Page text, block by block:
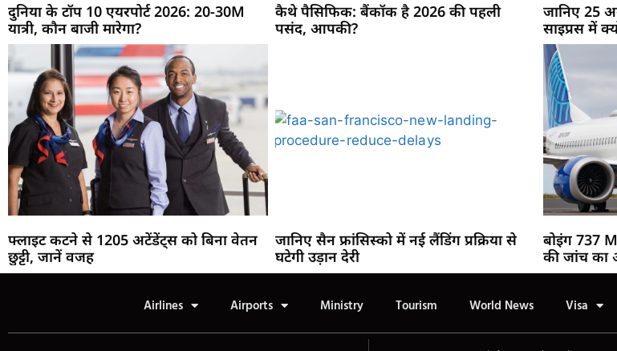
दुनिया के टॉप 10 एयरपोर्ट 2026: 20-30M
यात्री, कौन बाजी मारेगा?
कैथे पैसिफिक: बैंकॉक है 2026 की पहली
पसंद, आपकी?
जानिए 25
साइप्रस में
फ्लाइट कटने से 1205 अटेंडेंट्स को बिना वेतन
छुट्टी, जानें वजह
जानिए सैन फ्रांसिस्को में नई लैंडिंग प्रक्रिया से
घटेगी उड़ान देरी
बोइंग 737
की जांच
Airlines Airports Ministry Tourism World News Visa